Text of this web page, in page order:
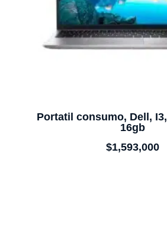
Portatil consumo, Dell,
16gb
$1,593,000